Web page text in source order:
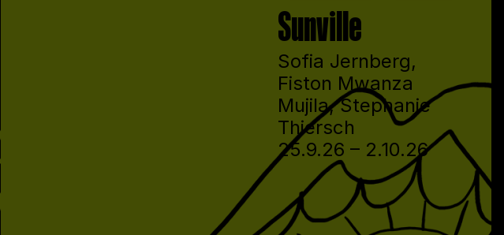
Sunville
Sofia Jernberg,
Fiston Mwanza
Mujila, Stephanie
Thiersch
25.9.26 – 2.10.26